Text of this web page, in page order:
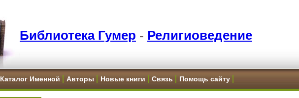
Библиотека Гумер - Религиоведение
Каталог Именной Авторы Новые книги Связь Помощь сайту